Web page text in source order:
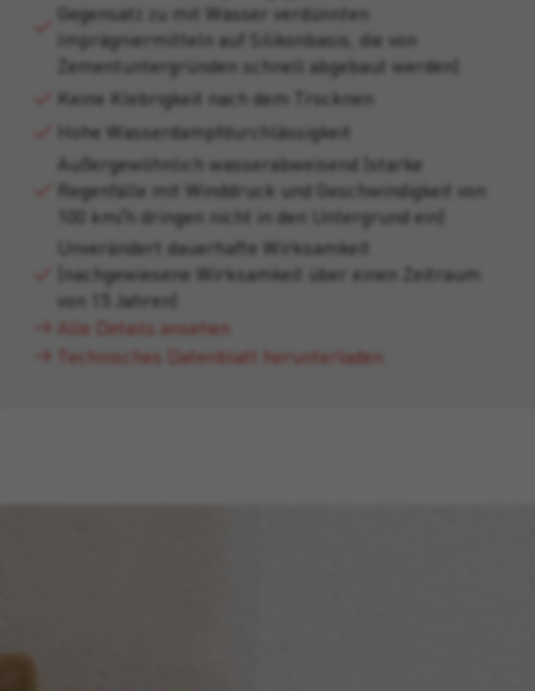
Gegensatz zu mit Wasser verdünnten
Imprägniermitteln auf Silikonbasis, die von
Zementuntergründen schnell abgebaut werden)
Keine Klebrigkeit nach dem Trocknen
Hohe Wasserdampfdurchlässigkeit
Außergewöhnlich wasserabweisend (starke
Regenfälle mit Winddruck und Geschwindigkeit von
100 km/h dringen nicht in den Untergrund ein)
Unverändert dauerhafte Wirksamkeit
(nachgewiesene Wirksamkeit über einen Zeitraum
von 15 Jahren)
Alle Details ansehen
Technisches Datenblatt herunterladen